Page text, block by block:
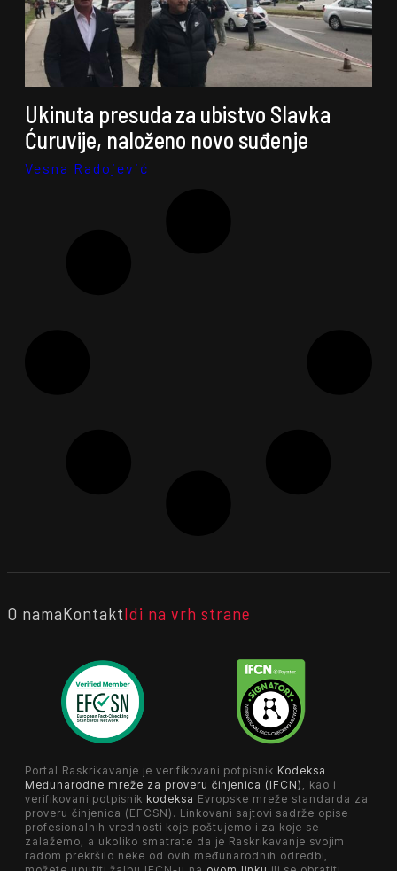
Ukinuta presuda za ubistvo Slavka
Ćuruvije, naloženo novo suđenje
Vesna Radojević
O namaKontaktIdi na vrh strane
Portal Raskrikavanje je verifikovani potpisnik Kodeksa
Međunarodne mreže za proveru činjenica (IFCN) , kao i
verifikovani potpisnik kodeksa Evropske mreže standarda za
proveru činjenica (EFCSN). Linkovani sajtovi sadrže opise
profesionalnih vrednosti koje poštujemo i za koje se
zalažemo, a ukoliko smatrate da je Raskrikavanje svojim
radom prekršilo neke od ovih međunarodnih odredbi,